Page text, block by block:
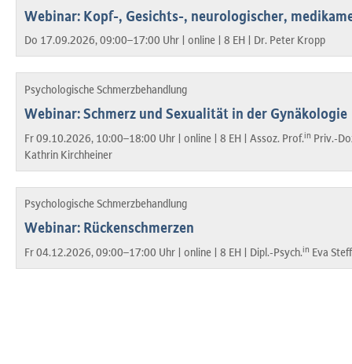
Webinar: Kopf-, Gesichts-, neurologischer,
Do 17.09.2026, 09:00–17:00 Uhr | online | 8 EH | Dr. Peter Kropp
Psychologische Schmerzbehandlung
Webinar: Schmerz und Sexualität in der Gynäkologie
Fr 09.10.2026, 10:00–18:00 Uhr | online | 8 EH | Assoz. Prof.in Priv.-
Kathrin Kirchheiner
Psychologische Schmerzbehandlung
Webinar: Rückenschmerzen
Fr 04.12.2026, 09:00–17:00 Uhr | online | 8 EH | Dipl.-Psych.in Eva